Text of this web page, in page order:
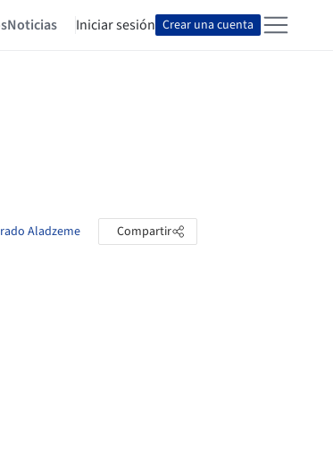
Noticias Iniciar sesión Crear una cuenta
Aladzeme Compartir